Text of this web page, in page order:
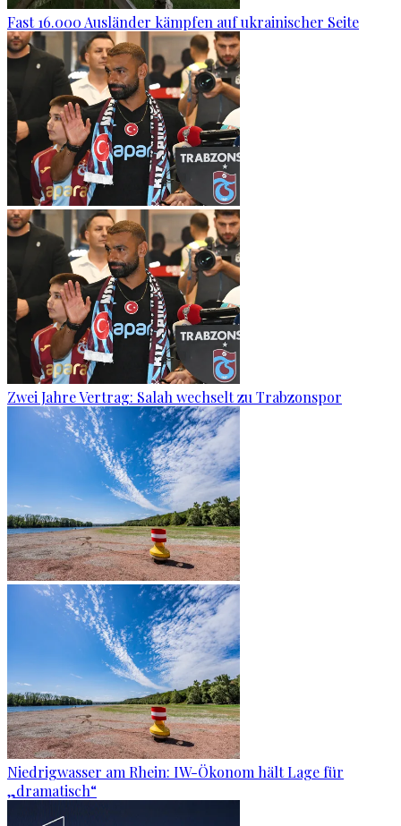
Fast 16.000 Ausländer kämpfen auf ukrainischer Seite
Zwei Jahre Vertrag: Salah wechselt zu Trabzonspor
Niedrigwasser am Rhein: IW-Ökonom hält Lage für
„dramatisch“